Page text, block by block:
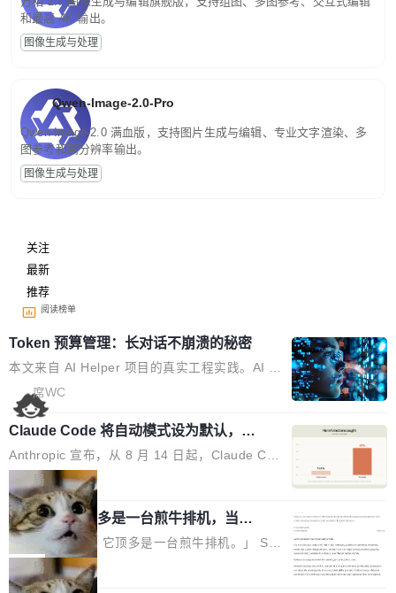
和最高 4K 输出。
图像生成与处理
Qwen-Image-2.0-Pro
Qwen-Image-2.0 满血版，支持图片生成与编辑、专业文字渲染、多
图参考和高分辨率输出。
图像生成与处理
关注
最新
推荐
阅读榜单
Token 预算管理：长对话不崩溃的秘密
本文来自 AI Helper 项目的真实工程实践。AI H
elper 是一个开源的 Chrome 智能助手扩展，采
用 ReAct 推理循环架构，内置 44 个工具，支持
多轮工具调用和复杂任务拆解。 问题：多轮推理
的 Token 雪崩 ReAct 架构的核心是"推理-行动-
观察"循环。每一轮循环，AI 调用工具、拿到结
果、把结果追加到消息历史中。一个复杂任务可
能跑十几轮甚至几十轮，每轮的工具结果（页面
HTML、搜索结果、文件内容）动辄几千 token
s。 问题来了：随着轮次增加，消息历史不断膨
胀，总 Token 量逼近模型的上下文窗口上限。
席WC
Claude Code 将自动模式设为默认，称
人类审批只抓到 13.6% 危险命令
Anthropic 宣布，从 8 月 14 日起，Claude Cod
e 在 Pro、Max、Team 计划上将默认启用自动
模式（auto mode）。这个决定背后，是两组让
人不安的数据。 第一组：人类审批到底有多不靠
谱？Anthropic 在 1053 名付费用户中做了一项
对照实验，人为审核只抓到了 13.6% 的危险命
令，而自动模式抓到了 89%。自动模式拦截了 8
局
AI 辅助编程顶多是一台煎牛排机，当不
了厨师
「AI 不是厨师。它顶多是一台煎牛排机。」 Ser
hii Sydorets 写了一篇博客，把 AI 辅助编程比作
煎牛排——任何人都能把肉扔进锅里弄熟，但要
局